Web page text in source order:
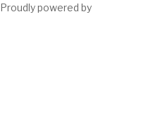
Proudly powered by